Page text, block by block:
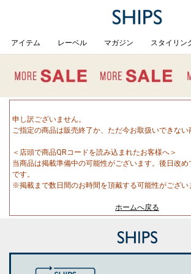
アイテム レーベル マガジン スタイリン
申し訳ございません。
ご指定の商品は販売終了か、ただ今お取扱いできない
＜店頭で商品QRコードを読み込まれたお客様へ＞
当商品は掲載準備中の可能性がございます。後日改
です。
※掲載まで数日間のお時間を頂戴する可能性がござい
ホームへ戻る